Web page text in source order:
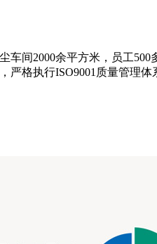
间2000余平方米，员工500
格执行ISO9001质量管理体